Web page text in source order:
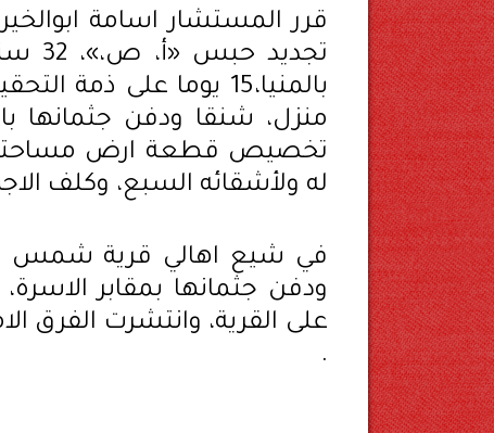
قرر المستشار اسامة
منزل، شنقا ودفن جثمانها
تخصيص قطعة ارض مساحتها
له ولأشقائه السبع، وكلف
في شيع اهالي قرية شمس
ودفن جثمانها بمقابر
على القرية، وانتشرت الفرق
.